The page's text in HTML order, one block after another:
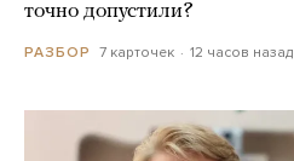
точно допустили?
РАЗБОР 7 карточек 12 часов назад